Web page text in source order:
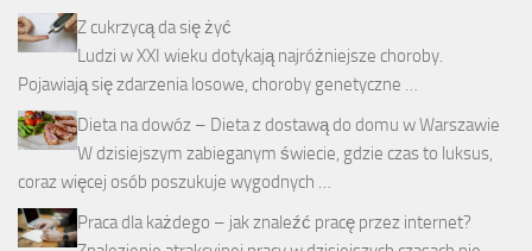
Z cukrzycą da się żyć
Ludzi w XXI wieku dotykają najróżniejsze choroby.
Pojawiają się zdarzenia losowe, choroby genetyczne …
Dieta na dowóz – Dieta z dostawą do domu w Warszawie
W dzisiejszym zabieganym świecie, gdzie czas to luksus,
coraz więcej osób poszukuje wygodnych …
Praca dla każdego – jak znaleźć pracę przez internet?